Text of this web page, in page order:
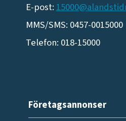
E-post:
MMS/SMS: 0457-0015000
Telefon: 018-15000
Företagsannonser